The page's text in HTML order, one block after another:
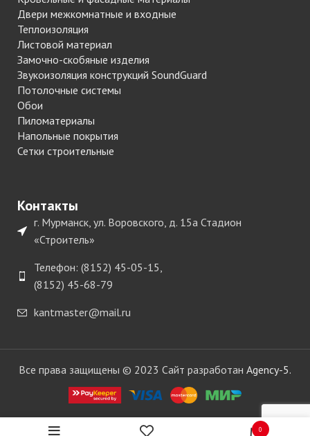
Двери межкомнатные и входные
Теплоизоляция
Листовой материал
Замочно-скобяные изделия
Звукоизоляция конструкций SoundGuard
Потолочные системы
Обои
Пиломатериалы
Напольные покрытия
Сетки строительные
Контакты
г. Мурманск, ул. Воровского, д. 15а Стадион
«Строитель»
Телефон: (8152) 45-05-15,
(8152) 45-68-79
kantmaster@mail.ru
Все права защищены © 2023 Сайт разработан Agency-5.
0